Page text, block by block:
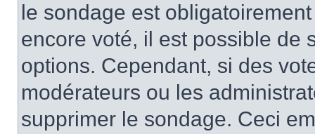
le sondage est
encore voté, il est possible de
options. Cependant, si des
modérateurs ou les
supprimer le sondage. Ceci